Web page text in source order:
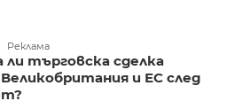
Реклама
търговска сделка
и ЕС след